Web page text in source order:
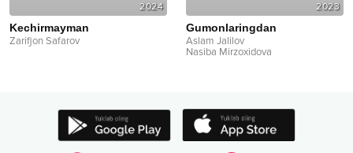
2024
Kechirmayman
Zarifjon Safarov
2023
Gumonlaringdan
Aslam Jalilov
Nasiba Mirzoxidova